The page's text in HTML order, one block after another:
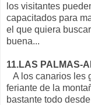
los visitantes
capacitados para
el que quiera
buena...
11.LAS PALMAS-
A los canarios les
feriante de la
bastante todo